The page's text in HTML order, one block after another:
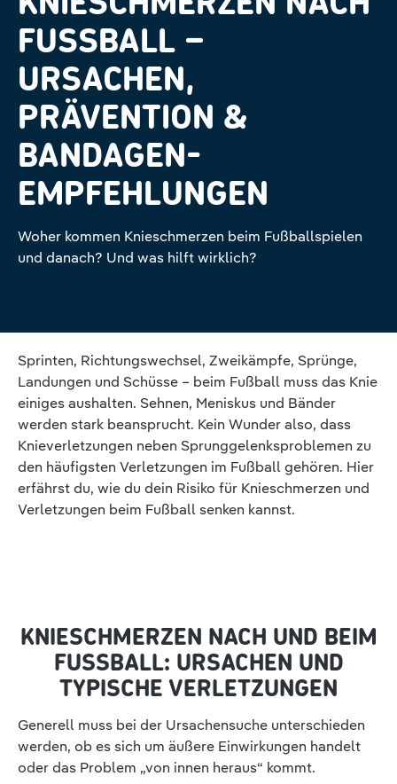
FUSSBALL – U
RSACHEN, P
RÄVENTION & B
ANDAGEN-E
MPFEHLUNGEN
Woher kommen Knieschmerzen beim Fußballspielen
und danach? Und was hilft wirklich?
Sprinten, Richtungswechsel, Zweikämpfe, Sprünge,
Landungen und Schüsse – beim Fußball muss das Knie
einiges aushalten. Sehnen, Meniskus und Bänder
werden stark beansprucht. Kein Wunder also, dass
Knieverletzungen neben Sprunggelenksproblemen zu
den häufigsten Verletzungen im Fußball gehören. Hier
erfährst du, wie du dein Risiko für Knieschmerzen und
Verletzungen beim Fußball senken kannst.
KNIESCHMERZEN NACH UND BEIM
FUSSBALL: URSACHEN UND T
YPISCHE VERLETZUNGEN
Generell muss bei der Ursachensuche unterschieden
werden, ob es sich um äußere Einwirkungen handelt
oder das Problem „von innen heraus“ kommt.